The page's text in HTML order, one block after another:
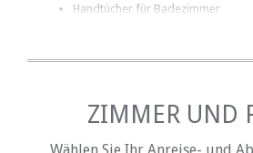
Handtücher für Badezimmer
Schreibtisch
Eisen / Hosenpresse
Küche (komplett ausgestattet)
ZIMMER UND